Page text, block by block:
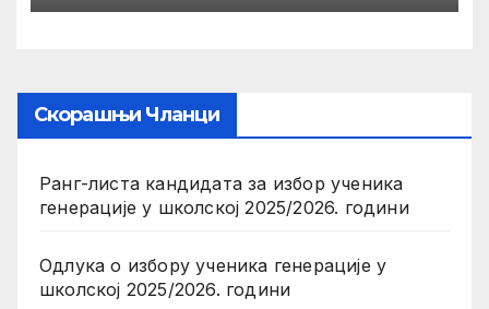
Скорашњи Чланци
Ранг-листа кандидата за избор ученика
генерације у школској 2025/2026. години
Одлука о избору ученика генерације у
школској 2025/2026. години